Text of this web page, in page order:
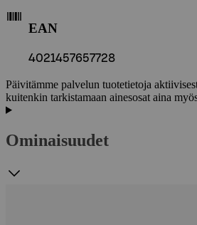
EAN
4021457657728
Päivitämme palvelun tuotetietoja
kuitenkin tarkistamaan ainesosat aina
Ominaisuudet